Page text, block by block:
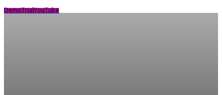
DemoTrialYouTube